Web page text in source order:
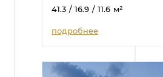
41.3 / 16.9 / 11.6 м²
подробнее